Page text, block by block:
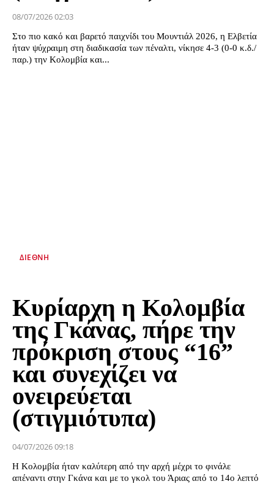
08/07/2026 02:03
Στο πιο κακό και βαρετό παιχνίδι του Μουντιάλ 2026, η Ελβετία
ήταν ψύχραιμη στη διαδικασία των πέναλτι, νίκησε 4-3 (0-0 κ.δ./
παρ.) την Κολομβία και...
ΔΙΕΘΝΉ
Κυρίαρχη η Κολομβία
της Γκάνας, πήρε την
πρόκριση στους “16”
και συνεχίζει να
ονειρεύεται
(στιγμιότυπα)
04/07/2026 09:18
Η Κολομβία ήταν καλύτερη από την αρχή μέχρι το φινάλε
απέναντι στην Γκάνα και με το γκολ του Άριας από το 14ο λεπτό